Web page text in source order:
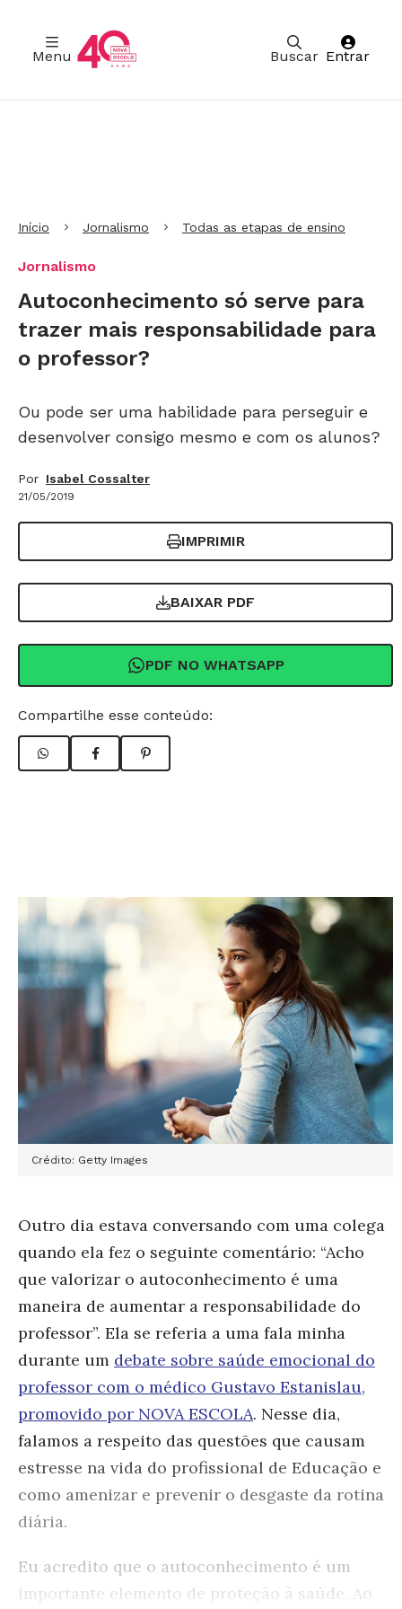
Buscar
Menu Entrar
Início Jornalismo Todas as etapas de ensino
Jornalismo
Autoconhecimento só serve para
trazer mais responsabilidade para
o professor?
Ou pode ser uma habilidade para perseguir e
desenvolver consigo mesmo e com os alunos?
Por Isabel Cossalter
21/05/2019
IMPRIMIR
BAIXAR PDF
PDF NO WHATSAPP
Compartilhe esse conteúdo:
Crédito: Getty Images
Outro dia estava conversando com uma colega
quando ela fez o seguinte comentário: “Acho
que valorizar o autoconhecimento é uma
maneira de aumentar a responsabilidade do
professor”. Ela se referia a uma fala minha
durante um debate sobre saúde emocional do
professor com o médico Gustavo Estanislau,
promovido por NOVA ESCOLA. Nesse dia,
falamos a respeito das questões que causam
estresse na vida do profissional de Educação e
como amenizar e prevenir o desgaste da rotina
diária.
Eu acredito que o autoconhecimento é um
importante elemento de proteção à saúde. Ao